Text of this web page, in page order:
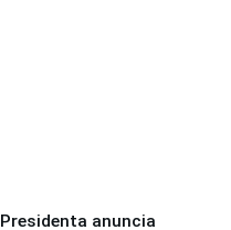
Presidenta anuncia